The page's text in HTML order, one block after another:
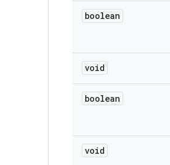
boolean
void
boolean
void